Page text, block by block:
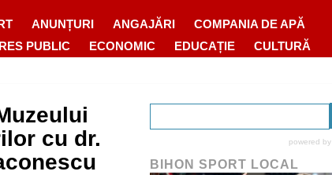
ANUNȚURI ANGAJĂRI
COMPANIA DE APĂ
PUBLIC ECONOMIC EDUCAȚIE CULTURĂ
cu dr.
powered by
BIHON SPORT LOCAL